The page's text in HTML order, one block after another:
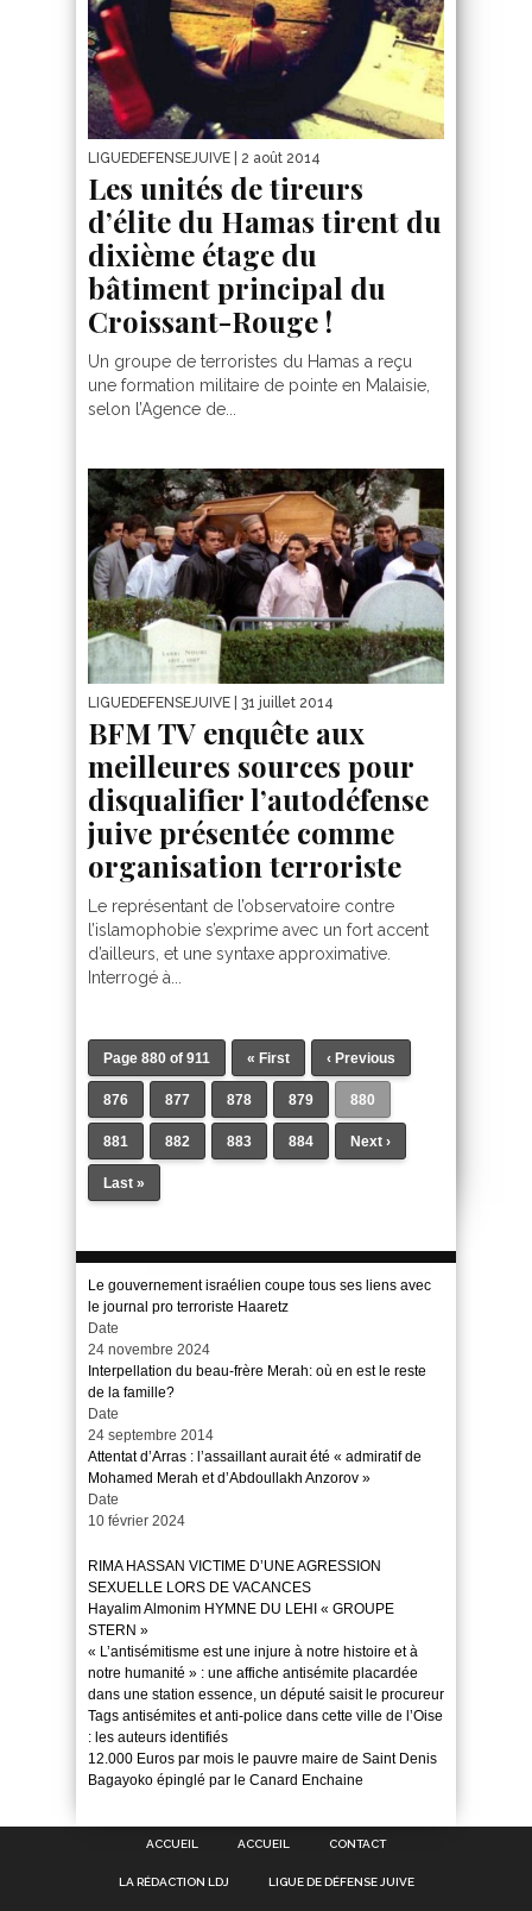
LIGUEDEFENSEJUIVE | 2 août 2014
Les unités de tireurs
d’élite du Hamas tirent du
dixième étage du
bâtiment principal du
Croissant-Rouge !
Un groupe de terroristes du Hamas a reçu
une formation militaire de pointe en Malaisie,
selon l’Agence de...
LIGUEDEFENSEJUIVE | 31 juillet 2014
BFM TV enquête aux
meilleures sources pour
disqualifier l’autodéfense
juive présentée comme
organisation terroriste
Le représentant de l’observatoire contre
l’islamophobie s’exprime avec un fort accent
d’ailleurs, et une syntaxe approximative.
Interrogé à...
Page 880 of 911 « First ‹ Previous
876 877 878 879 880
881 882 883 884 Next ›
Last »
Le gouvernement israélien coupe tous ses liens avec
le journal pro terroriste Haaretz
Date
24 novembre 2024
Interpellation du beau-frère Merah: où en est le reste
de la famille?
Date
24 septembre 2014
Attentat d’Arras : l’assaillant aurait été « admiratif de
Mohamed Merah et d’Abdoullakh Anzorov »
Date
10 février 2024
RIMA HASSAN VICTIME D’UNE AGRESSION
SEXUELLE LORS DE VACANCES
Hayalim Almonim HYMNE DU LEHI « GROUPE
STERN »
« L’antisémitisme est une injure à notre histoire et à
notre humanité » : une affiche antisémite placardée
dans une station essence, un député saisit le procureur
Tags antisémites et anti-police dans cette ville de l’Oise
: les auteurs identifiés
12.000 Euros par mois le pauvre maire de Saint Denis
Bagayoko épinglé par le Canard Enchaine
ACCUEIL ACCUEIL CONTACT
LA RÉDACTION LDJ LIGUE DE DÉFENSE JUIVE